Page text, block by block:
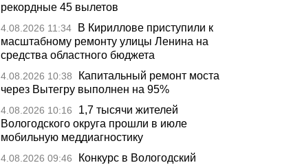
рекордные 45 вылетов
4.08.2026 11:34
В Кириллове приступили к
масштабному ремонту улицы Ленина на
средства областного бюджета
4.08.2026 10:38
Капитальный ремонт моста
через Вытегру выполнен на 95%
4.08.2026 10:16
1,7 тысячи жителей
Вологодского округа прошли в июле
мобильную меддиагностику
4.08.2026 09:46
Конкурс в Вологодский